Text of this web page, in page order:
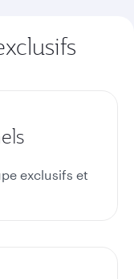
exclusifs et